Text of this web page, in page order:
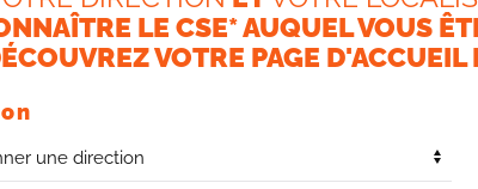
LE CSE* AUQUEL VOUS
VOTRE PAGE D'ACCUEIL